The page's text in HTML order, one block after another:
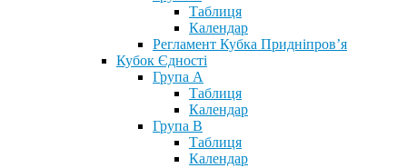
Таблиця
Календар
Регламент Кубка Придніпров’я
Кубок Єдності
Група А
Таблиця
Календар
Група В
Таблиця
Календар